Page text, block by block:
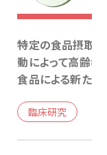
特定の食品摂取
動によって高齢
食品による新た
臨床研究